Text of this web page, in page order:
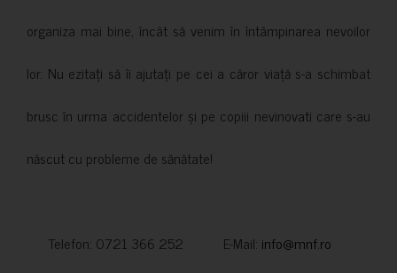
organiza mai bine, încât să venim în întâmpinarea nevoilor
lor. Nu ezitați să îi ajutați pe cei a căror viață s-a schimbat
brusc în urma accidentelor și pe copiii nevinovati care s-au
născut cu probleme de sănătate!
Telefon: 0721 366 252 E-Mail: info@mnf.ro